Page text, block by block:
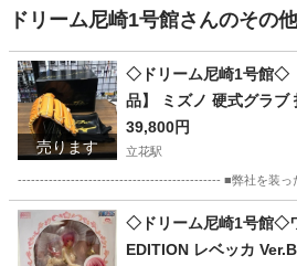
ドリーム尼崎1号館さんのその
売ります
◇ドリーム尼崎1号館◇
品】 ミズノ 硬式グラブ
レンジ 1AJGH16011
39,800円
立花駅
---------------------------------------------- ■弊社を装っ
兵庫 尼崎市 立花駅 野球 店頭
◇ドリーム尼崎1号館◇
EDITION レベッカ